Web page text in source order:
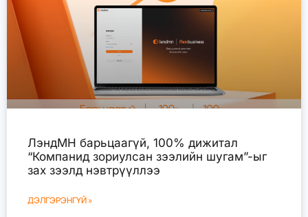
ЛэндМН барьцаагүй, 100% дижитал
“Компанид зориулсан зээлийн шугам”-ыг
зах зээлд нэвтрүүллээ
ДЭЛГЭРЭНГҮЙ »